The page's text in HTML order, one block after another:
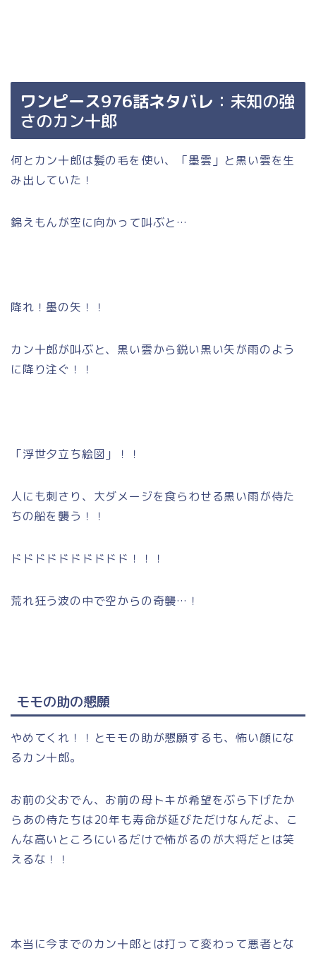
ワンピース976話ネタバレ ：未知の強
さのカン十郎
何とカン十郎は髪の毛を使い、「墨雲」と黒い雲を生
み出していた！
錦えもんが空に向かって叫ぶと…
降れ！墨の矢！！
カン十郎が叫ぶと、黒い雲から鋭い黒い矢が雨のよう
に降り注ぐ！！
「浮世夕立ち絵図」！！
人にも刺さり、大ダメージを食らわせる黒い雨が侍た
ちの船を襲う！！
ドドドドドドドドドド！！！
荒れ狂う波の中で空からの奇襲…！
モモの助の懇願
やめてくれ！！とモモの助が懇願するも、怖い顔にな
るカン十郎。
お前の父おでん、お前の母トキが希望をぶら下げたか
らあの侍たちは20年も寿命が延びただけなんだよ、こ
んな高いところにいるだけで怖がるのが大将だとは笑
えるな！！
本当に今までのカン十郎とは打って変わって悪者とな